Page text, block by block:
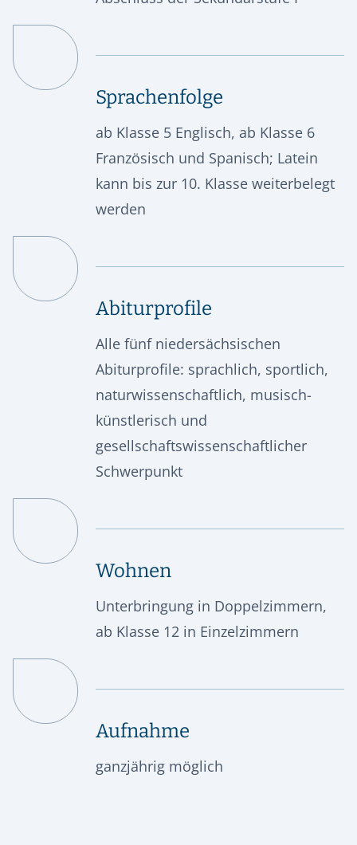
Sprachenfolge
ab Klasse 5 Englisch, ab Klasse 6
Französisch und Spanisch; Latein
kann bis zur 10. Klasse weiterbelegt
werden
Abiturprofile
Alle fünf niedersächsischen
Abiturprofile: sprachlich, sportlich,
naturwissenschaftlich, musisch-
künstlerisch und
gesellschaftswissenschaftlicher
Schwerpunkt
Wohnen
Unterbringung in Doppelzimmern,
ab Klasse 12 in Einzelzimmern
Aufnahme
ganzjährig möglich